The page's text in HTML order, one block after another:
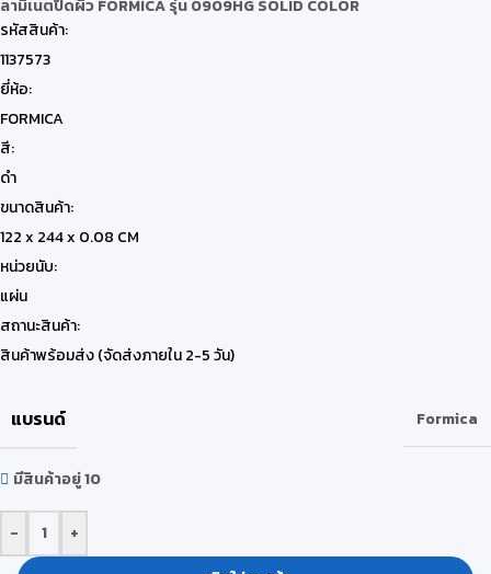
ลามิเนตปิดผิว FORMICA รุ่น 0909HG SOLID COLOR
รหัสสินค้า:
1137573
ยี่ห้อ:
FORMICA
สี:
ดำ
ขนาดสินค้า:
122 x 244 x 0.08 CM
หน่วยนับ:
แผ่น
สถานะสินค้า:
สินค้าพร้อมส่ง (จัดส่งภายใน 2-5 วัน)
แบรนด์ Formica
มีสินค้าอยู่ 10
-
+